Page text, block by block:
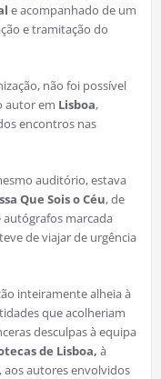
e acompanhado de um
e tramitação do
não foi possível
autor em Lisboa,
encontros nas
auditório, estava
Que Sois o Céu, de
autógrafos marcada
teve de viajar de urgência
inteiramente alheia à
que acolheriam
desculpas à equipa
de Lisboa, à
, aos autores envolvidos